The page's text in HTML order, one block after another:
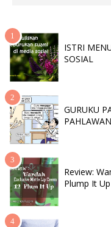
ISTRI
SOSIAL
GURUKU
Review:
Plump It Up